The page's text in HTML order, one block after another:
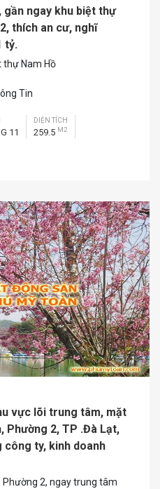
gần ngay khu biệt thự
thích an cư, nghĩ
tỷ.
thự Nam Hồ
Tin
11
DIỆN TÍCH
259.5 M2
vực lõi trung tâm, mặt
Phường 2, TP .Đà Lạt,
công ty, kinh doanh
2, ngay trung tâm